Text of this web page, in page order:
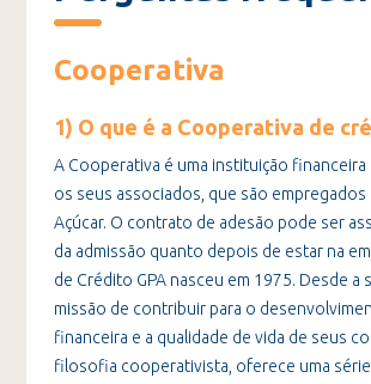
Cooperativa
1) O que é a Cooperativa de
A Cooperativa é uma instituição
os seus associados, que são empregados
Açúcar. O contrato de adesão pode ser
da admissão quanto depois de estar na
de Crédito GPA nasceu em 1975. Desde a
missão de contribuir para o
financeira e a qualidade de vida de seus
filosofia cooperativista, oferece uma